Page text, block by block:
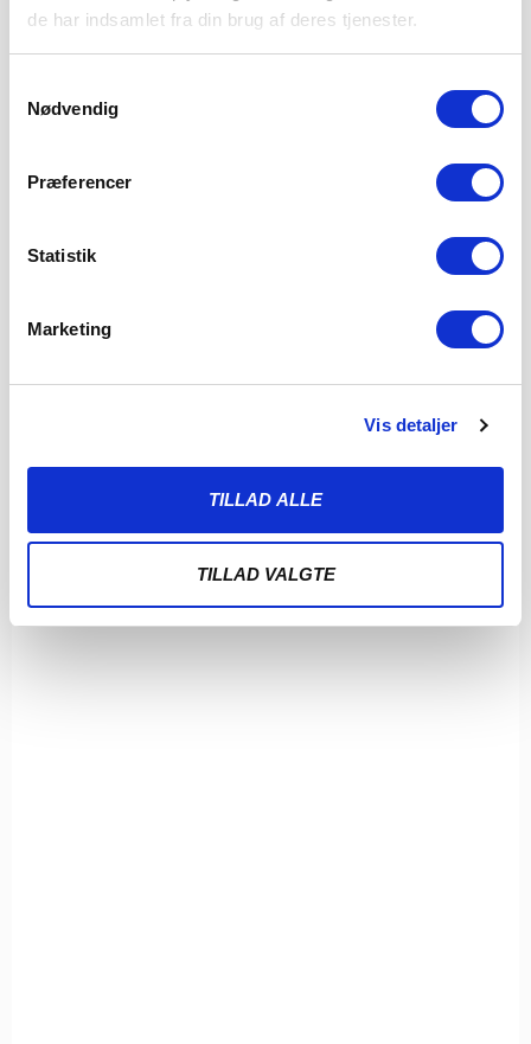
de har indsamlet fra din brug af deres tjenester.
Nødvendig
Præferencer
Statistik
Marketing
Vis detaljer
TILLAD ALLE
TILLAD VALGTE
POKALEN